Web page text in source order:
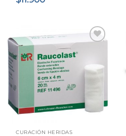
CURACIÓN HERIDAS